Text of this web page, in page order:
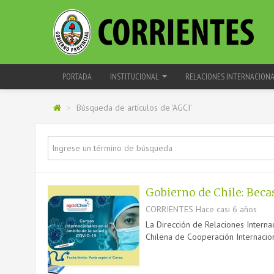
PORTADA INSTITUCIONAL RELACIONES
> Búsqueda de artículos de 'AGCI'
Gobierno de Chile:
CORRIENTES Hace casi 6 años
La Dirección de Relaciones
Chilena de Cooperación